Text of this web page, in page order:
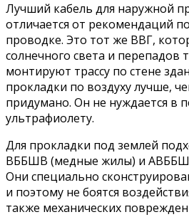
Лучший кабель для наружной
отличается от рекомендаций
проводке. Это тот же ВВГ,
солнечного света и перепадов
монтируют трассу по стене
прокладки по воздуху лучше,
придумано. Он не нуждается в
ультрафиолету.
Для прокладки под землей
ВББШВ (медные жилы) и
Они специально
и поэтому не боятся
также механических